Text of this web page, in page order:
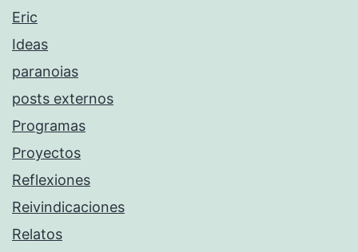
Eric
Ideas
paranoias
posts externos
Programas
Proyectos
Reflexiones
Reivindicaciones
Relatos